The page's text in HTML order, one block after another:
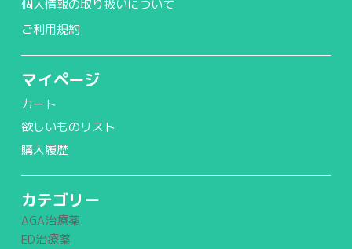
個人情報の取り扱いについて
ご利用規約
マイページ
カート
欲しいものリスト
購入履歴
カテゴリー
AGA治療薬
ED治療薬